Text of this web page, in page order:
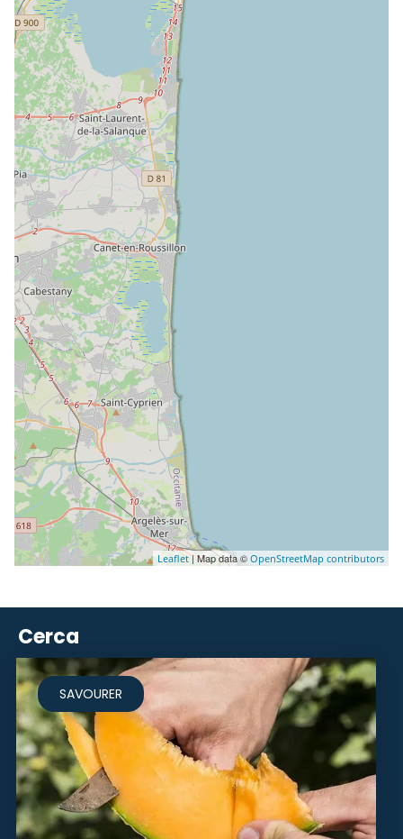
Leaflet| Map data © OpenStreetMap contributors
Cerca
SAVOURER